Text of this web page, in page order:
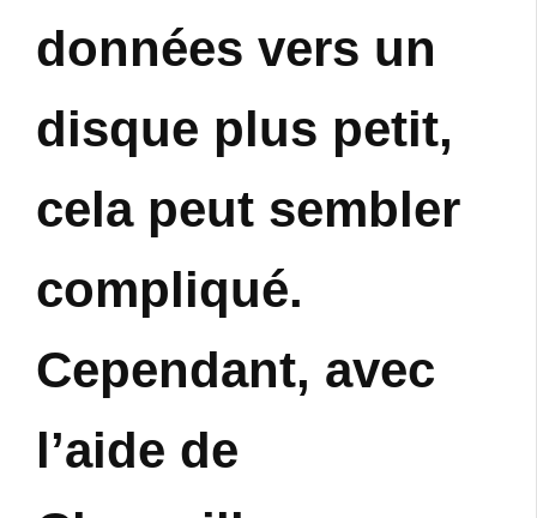
données vers un
disque plus petit,
cela peut sembler
compliqué.
Cependant, avec
l’aide de